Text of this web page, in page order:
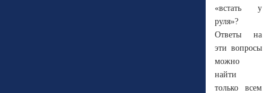
«встать у
руля»?
Ответы на
эти вопросы
можно
найти
только всем